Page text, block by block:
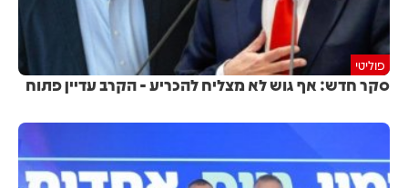
פוליטי
סקר חדש: אף גוש לא מצליח להכריע - הקרב עדיין פתוח